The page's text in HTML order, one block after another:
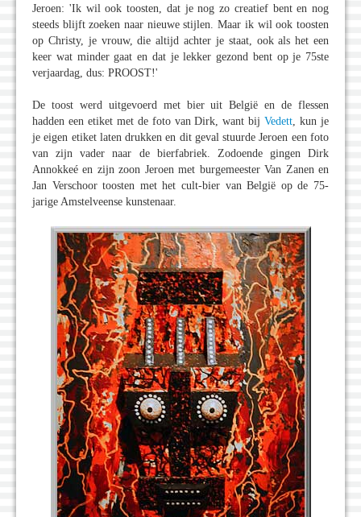
Jeroen: 'Ik wil ook toosten, dat je nog zo creatief bent en nog
steeds blijft zoeken naar nieuwe stijlen. Maar ik wil ook toosten
op Christy, je vrouw, die altijd achter je staat, ook als het een
keer wat minder gaat en dat je lekker gezond bent op je 75ste
verjaardag, dus: PROOST!'
De toost werd uitgevoerd met bier uit België en de flessen
hadden een etiket met de foto van Dirk, want bijVedett , kun je
je eigen etiket laten drukken en dit geval stuurde Jeroen een foto
van zijn vader naar de bierfabriek. Zodoende gingen Dirk
Annokkeé en zijn zoon Jeroen met burgemeester Van Zanen en
Jan Verschoor toosten met het cult-bier van België op de 75-
jarige Amstelveense kunstenaar.